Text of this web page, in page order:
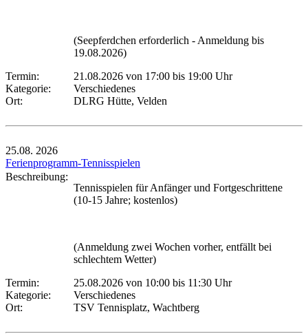
(Seepferdchen erforderlich - Anmeldung bis
19.08.2026)
Termin:
21.08.2026 von 17:00 bis 19:00 Uhr
Kategorie:
Verschiedenes
Ort:
DLRG Hütte, Velden
25.08. 2026
Ferienprogramm-Tennisspielen
Beschreibung:
Tennisspielen für Anfänger und Fortgeschrittene
(10-15 Jahre; kostenlos)
(Anmeldung zwei Wochen vorher, entfällt bei
schlechtem Wetter)
Termin:
25.08.2026 von 10:00 bis 11:30 Uhr
Kategorie:
Verschiedenes
Ort:
TSV Tennisplatz, Wachtberg